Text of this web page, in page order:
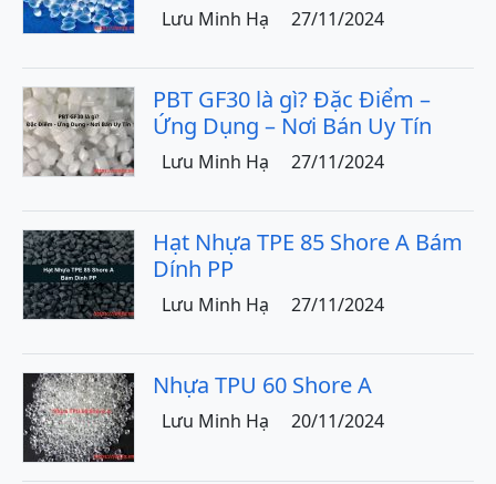
Lưu Minh Hạ 27/11/2024
PBT GF30 là gì? Đặc Điểm –
Ứng Dụng – Nơi Bán Uy Tín
Lưu Minh Hạ 27/11/2024
Hạt Nhựa TPE 85 Shore A Bám
Dính PP
Lưu Minh Hạ 27/11/2024
Nhựa TPU 60 Shore A
Lưu Minh Hạ 20/11/2024